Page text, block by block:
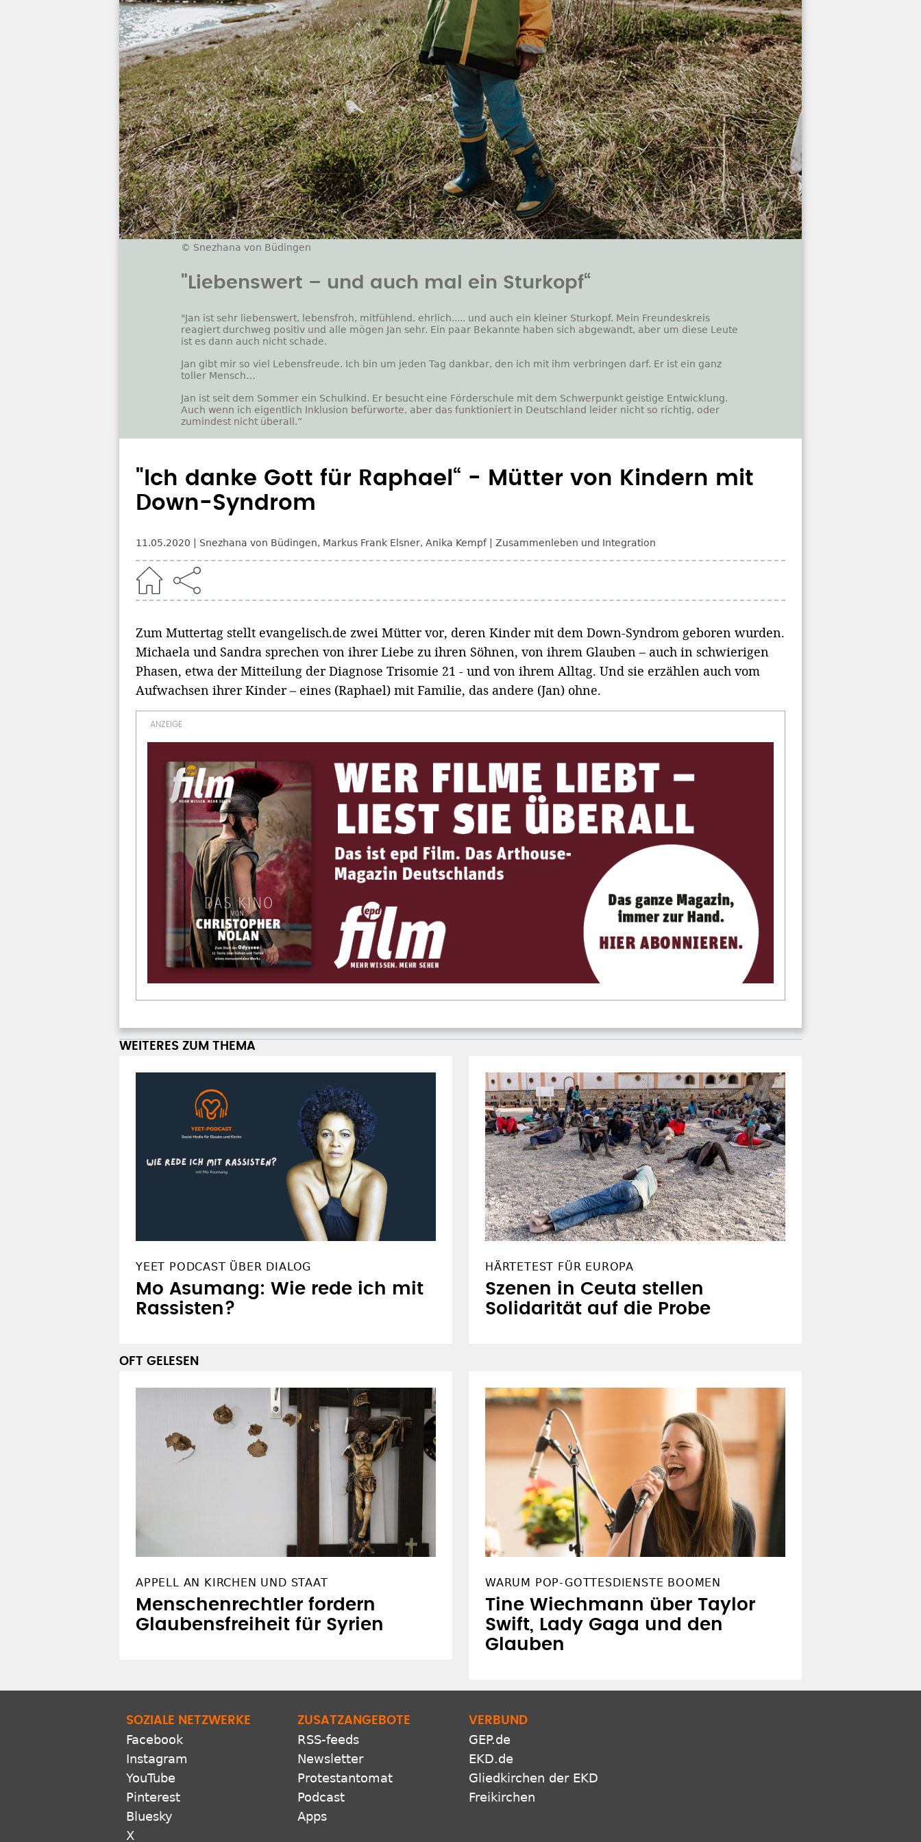
© Snezhana von Büdingen
"Liebenswert – und auch mal ein Sturkopf“
"Jan ist sehr liebenswert, lebensfroh, mitfühlend, ehrlich..... und auch ein kleiner Sturkopf. Mein Freundeskreis
reagiert durchweg positiv und alle mögen Jan sehr. Ein paar Bekannte haben sich abgewandt, aber um diese Leute
ist es dann auch nicht schade.
Jan gibt mir so viel Lebensfreude. Ich bin um jeden Tag dankbar, den ich mit ihm verbringen darf. Er ist ein ganz
toller Mensch…
Jan ist seit dem Sommer ein Schulkind. Er besucht eine Förderschule mit dem Schwerpunkt geistige Entwicklung.
Auch wenn ich eigentlich Inklusion befürworte, aber das funktioniert in Deutschland leider nicht so richtig, oder
zumindest nicht überall.“
"Ich danke Gott für Raphael“ - Mütter von Kindern mit
Down-Syndrom
11.05.2020 Snezhana von Büdingen, Markus Frank Elsner, Anika Kempf Zusammenleben und Integration
Zum Muttertag stellt evangelisch.de zwei Mütter vor, deren Kinder mit dem Down-Syndrom geboren wurden.
Michaela und Sandra sprechen von ihrer Liebe zu ihren Söhnen, von ihrem Glauben – auch in schwierigen
Phasen, etwa der Mitteilung der Diagnose Trisomie 21 - und von ihrem Alltag. Und sie erzählen auch vom
Aufwachsen ihrer Kinder – eines (Raphael) mit Familie, das andere (Jan) ohne.
WEITERES ZUM THEMA
YEET PODCAST ÜBER DIALOG
Mo Asumang: Wie rede ich mit
Rassisten?
HÄRTETEST FÜR EUROPA
Szenen in Ceuta stellen
Solidarität auf die Probe
OFT GELESEN
APPELL AN KIRCHEN UND STAAT
Menschenrechtler fordern
Glaubensfreiheit für Syrien
WARUM POP-GOTTESDIENSTE BOOMEN
Tine Wiechmann über Taylor
Swift, Lady Gaga und den
Glauben
SOZIALE NETZWERKE
Facebook
Instagram
YouTube
Pinterest
Bluesky
X
ZUSATZANGEBOTE
RSS-feeds
Newsletter
Protestantomat
Podcast
Apps
VERBUND
GEP.de
EKD.de
Gliedkirchen der EKD
Freikirchen